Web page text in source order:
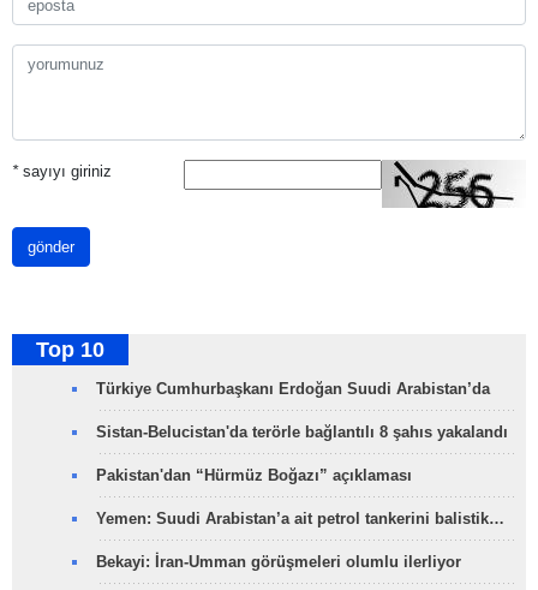
*sayıyı giriniz
gönder
Top 10
Türkiye Cumhurbaşkanı Erdoğan Suudi Arabistan’da
Sistan-Belucistan'da terörle bağlantılı 8 şahıs yakalandı
Pakistan'dan “Hürmüz Boğazı” açıklaması
Yemen: Suudi Arabistan’a ait petrol tankerini balistik…
Bekayi: İran-Umman görüşmeleri olumlu ilerliyor